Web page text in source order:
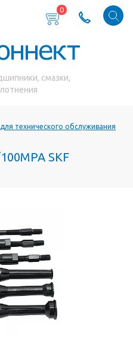
0
смазки,
технического обслуживания
SKF